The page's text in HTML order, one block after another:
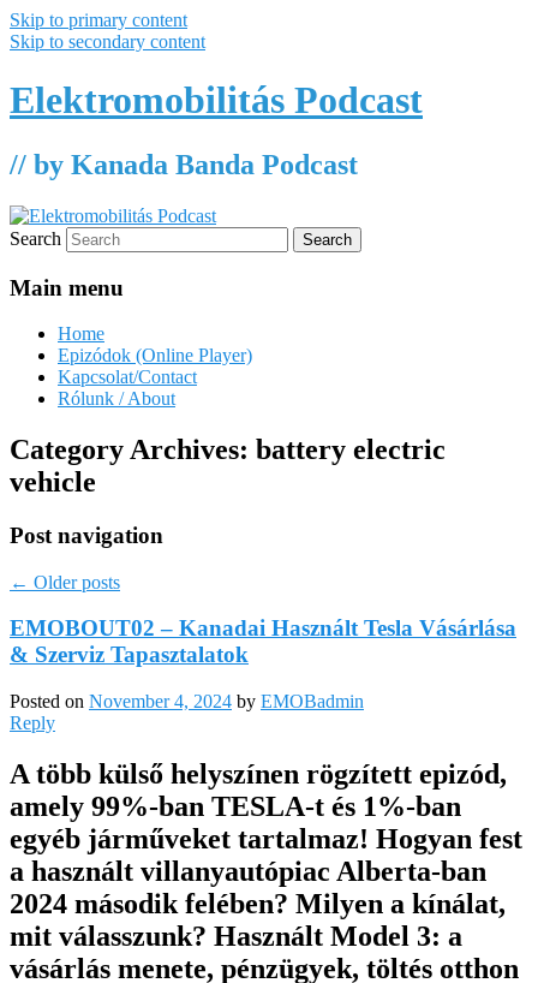
Skip to primary content
Skip to secondary content
Elektromobilitás Podcast
// by Kanada Banda Podcast
Search
Main menu
Home
Epizódok (Online Player)
Kapcsolat/Contact
Rólunk / About
Category Archives: battery electric
vehicle
Post navigation
← Older posts
EMOBOUT02 – Kanadai Használt Tesla Vásárlása
& Szerviz Tapasztalatok
Posted on November 4, 2024 by EMOBadmin
Reply
A több külső helyszínen rögzített epizód,
amely 99%-ban TESLA-t és 1%-ban
egyéb járműveket tartalmaz! Hogyan fest
a használt villanyautópiac Alberta-ban
2024 második felében? Milyen a kínálat,
mit válasszunk? Használt Model 3: a
vásárlás menete, pénzügyek, töltés otthon